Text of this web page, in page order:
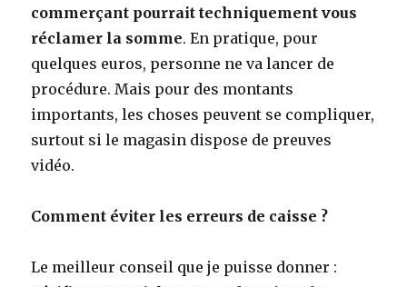
commerçant pourrait techniquement vous
réclamer la somme. En pratique, pour
quelques euros, personne ne va lancer de
procédure. Mais pour des montants
importants, les choses peuvent se compliquer,
surtout si le magasin dispose de preuves
vidéo.
Comment éviter les erreurs de caisse ?
Le meilleur conseil que je puisse donner :